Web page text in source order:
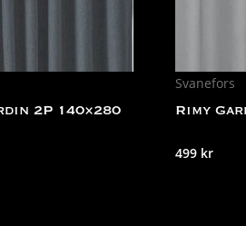
2P 140×280
Svanefors
Rimy
499 kr